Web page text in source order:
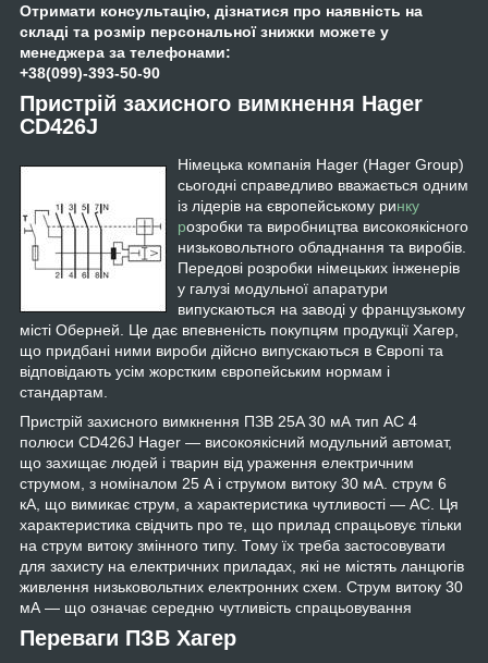
Отримати консультацію, дізнатися про наявність на
складі та розмір персональної знижки можете у
менеджера за телефонами:
+38(099)-393-50-90
Пристрій захисного вимкнення Hager
CD426J
Німецька компанія Hager (Hager Group)
сьогодні справедливо вважається одним
із лідерів на європейському ринку
розробки та виробництва високоякісного
низьковольтного обладнання та виробів.
Передові розробки німецьких інженерів
у галузі модульної апаратури
випускаються на заводі у французькому
місті Оберней. Це дає впевненість покупцям продукції Хагер,
що придбані ними вироби дійсно випускаються в Європі та
відповідають усім жорстким європейським нормам і
стандартам.
Пристрій захисного вимкнення ПЗВ 25A 30 мА тип AC 4
полюси CD426J Hager — високоякісний модульний автомат,
що захищає людей і тварин від ураження електричним
струмом, з номіналом 25 А і струмом витоку 30 мА. струм 6
кА, що вимикає струм, а характеристика чутливості — AC. Ця
характеристика свідчить про те, що прилад спрацьовує тільки
на струм витоку змінного типу. Тому їх треба застосовувати
для захисту на електричних приладах, які не містять ланцюгів
живлення низьковольтних електронних схем. Струм витоку 30
мА — що означає середню чутливість спрацьовування
Переваги ПЗВ Хагер